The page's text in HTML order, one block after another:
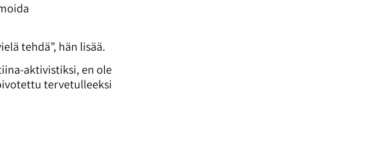
tehdä”, hän lisää.
aktivistiksi, en ole
tervetulleeksi